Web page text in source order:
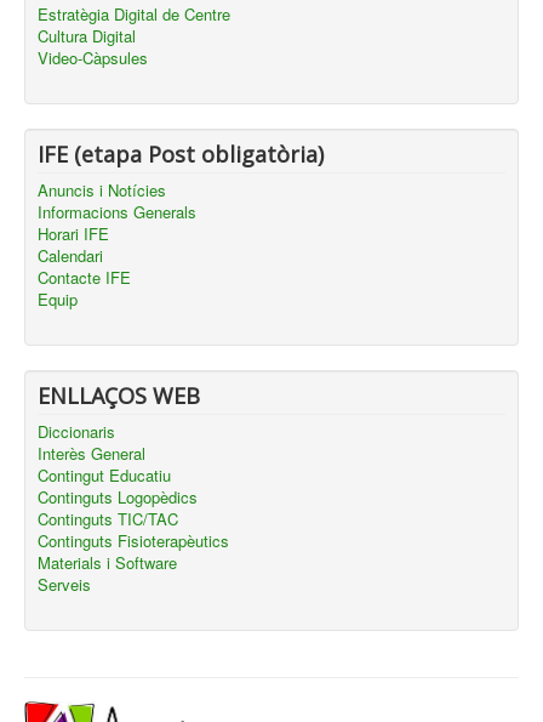
Estratègia Digital de Centre
Cultura Digital
Video-Càpsules
IFE (etapa Post obligatòria)
Anuncis i Notícies
Informacions Generals
Horari IFE
Calendari
Contacte IFE
Equip
ENLLAÇOS WEB
Diccionaris
Interès General
Contingut Educatiu
Continguts Logopèdics
Continguts TIC/TAC
Continguts Fisioterapèutics
Materials i Software
Serveis